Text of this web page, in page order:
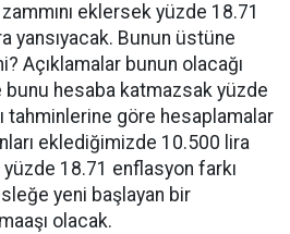
eklersek yüzde 18.71
yansıyacak. Bunun üstüne
Açıklamalar bunun olacağı
hesaba katmazsak yüzde
tahminlerine göre hesaplamalar
eklediğimizde 10.500 lira
yüzde 18.71 enflasyon farkı
yeni başlayan bir
olacak.